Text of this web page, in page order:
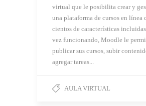
virtual que le posibilita crear y
una plataforma de cursos en línea
cientos de características
vez funcionando, Moodle le
publicar sus cursos, subir
agregar tareas...
AULA VIRTUAL